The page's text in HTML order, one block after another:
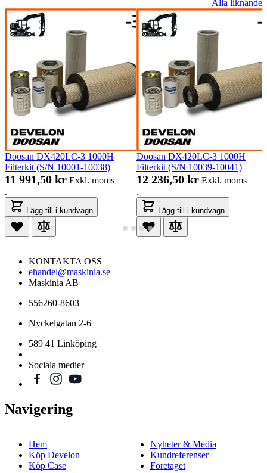
Alla liknande
Doosan DX420LC-3 1000H
Filterkit (S/N 10001-10038)
11 991,50 kr Exkl. moms
.
Lägg till i kundvagn
Doosan DX420LC-3 1000H
Filterkit (S/N 10039-10041)
12 236,50 kr Exkl. moms
.
Lägg till i kundvagn
KONTAKTA OSS
ehandel@maskinia.se
Maskinia AB
556260-8603
Nyckelgatan 2-6
589 41 Linköping
Sociala medier
Navigering
Hem
Köp Develon
Köp Case
Nyheter & Media
Kundreferenser
Företaget